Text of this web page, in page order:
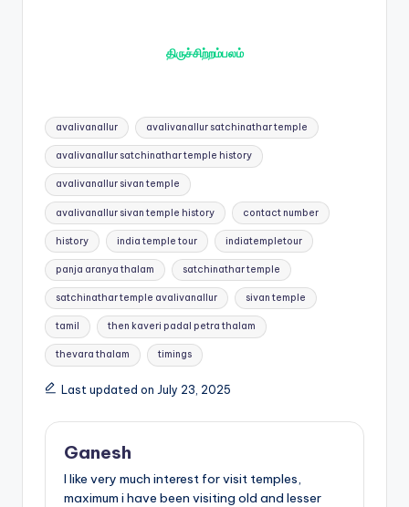
திருச்சிற்றம்பலம்
Tags:
avalivanallur avalivanallur satchinathar temple
avalivanallur satchinathar temple history
avalivanallur sivan temple
avalivanallur sivan temple history contact number
history india temple tour indiatempletour
panja aranya thalam satchinathar temple
satchinathar temple avalivanallur sivan temple
tamil then kaveri padal petra thalam
thevara thalam timings
Last updated on July 23, 2025
Ganesh
I like very much interest for visit temples,
maximum i have been visiting old and lesser